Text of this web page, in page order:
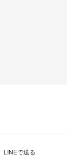
LINEで送る